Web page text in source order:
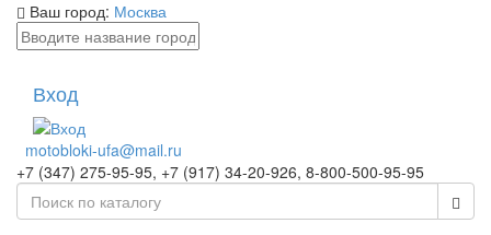
Ваш город: Москва
Вход
motobloki-ufa@mail.ru
+7 (347) 275-95-95, +7 (917) 34-20-926, 8-800-500-95-95